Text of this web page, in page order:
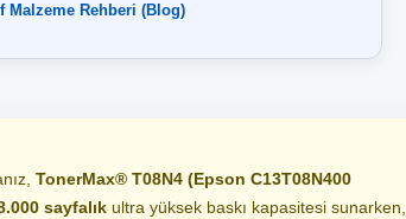
Malzeme Rehberi (Blog)
TonerMax® T08N4 (Epson C13T08N400
sayfalık ultra yüksek baskı kapasitesi sunarken,